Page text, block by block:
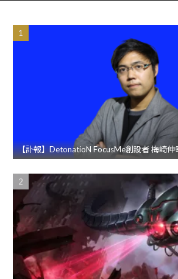
【訃報】DetonatioN FocusMe創設者 梅崎伸